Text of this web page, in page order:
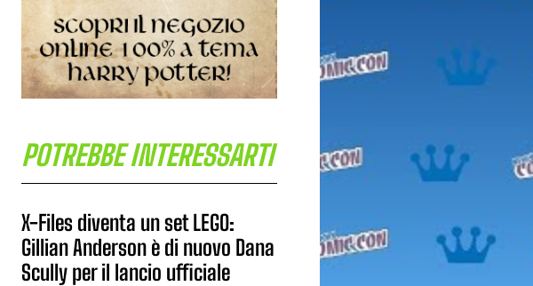
POTREBBE INTERESSARTI
X-Files diventa un set LEGO:
Gillian Anderson è di nuovo Dana
Scully per il lancio ufficiale